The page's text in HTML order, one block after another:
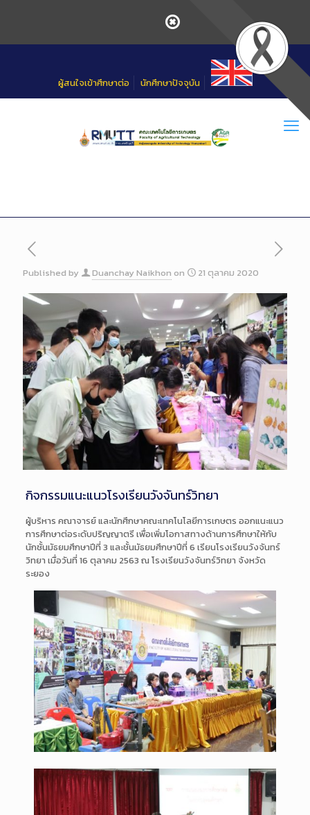
ผู้สนใจเข้าศึกษาต่อ นักศึกษาปัจจุบัน
Published by Duanchay Naikhon on 21 ตุลาคม 2020
กิจกรรมแนะแนวโรงเรียนวังจันทร์วิทยา
ผู้บริหาร คณาจารย์ และนักศึกษาคณะเทคโนโลยีการเกษตร ออกแนะแนว
การศึกษาต่อระดับปริญญาตรี เพื่อเพิ่มโอกาสทางด้านการศึกษาให้กับ
นักชั้นมัธยมศึกษาปีที่ 3 และชั้นมัธยมศึกษาปีที่ 6 เรียนโรงเรียนวังจันทร์
วิทยา เมื่อวันที่ 16 ตุลาคม 2563 ณ โรงเรียนวังจันทร์วิทยา จังหวัด
ระยอง